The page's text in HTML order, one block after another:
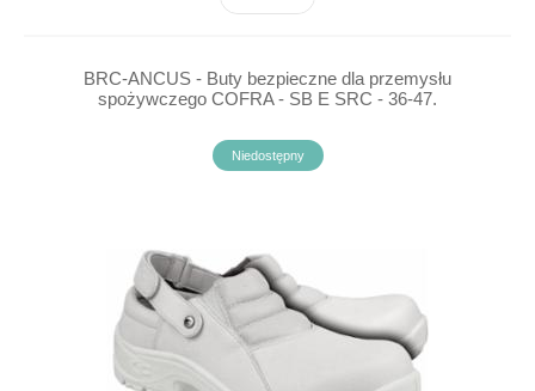
BRC-ANCUS - Buty bezpieczne dla przemysłu
spożywczego COFRA - SB E SRC - 36-47.
Niedostępny